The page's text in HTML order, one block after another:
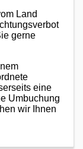
Land
gerne
eine
Umbuchung
wir Ihnen